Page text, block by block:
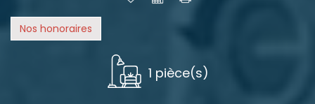
Nos honoraires
1 pièce(s)